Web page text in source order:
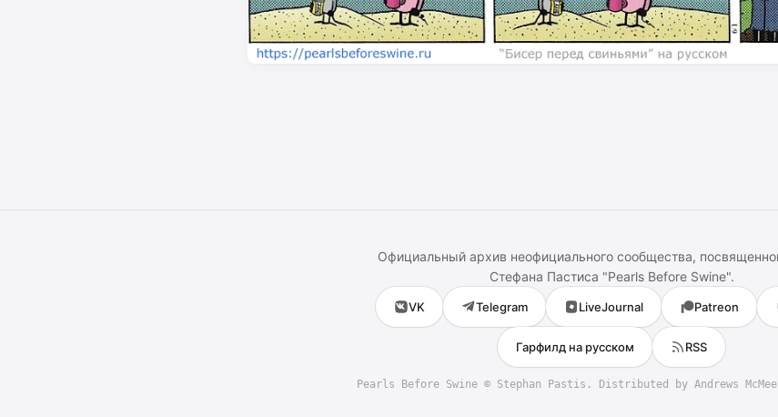
Официальный архив неофициального сообщества,
Стефана Пастиса "Pearls Before Swine".
VK Telegram LiveJournal Patreon
Гарфилд на русском RSS
Pearls Before Swine © Stephan Pastis . Distributed by Andrews